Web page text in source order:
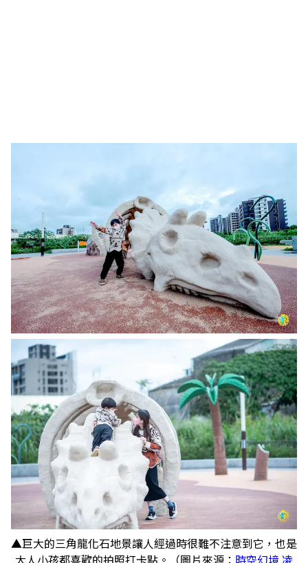
▲巨大的三角龍化石地景讓人經過時很難不注意到它，也是